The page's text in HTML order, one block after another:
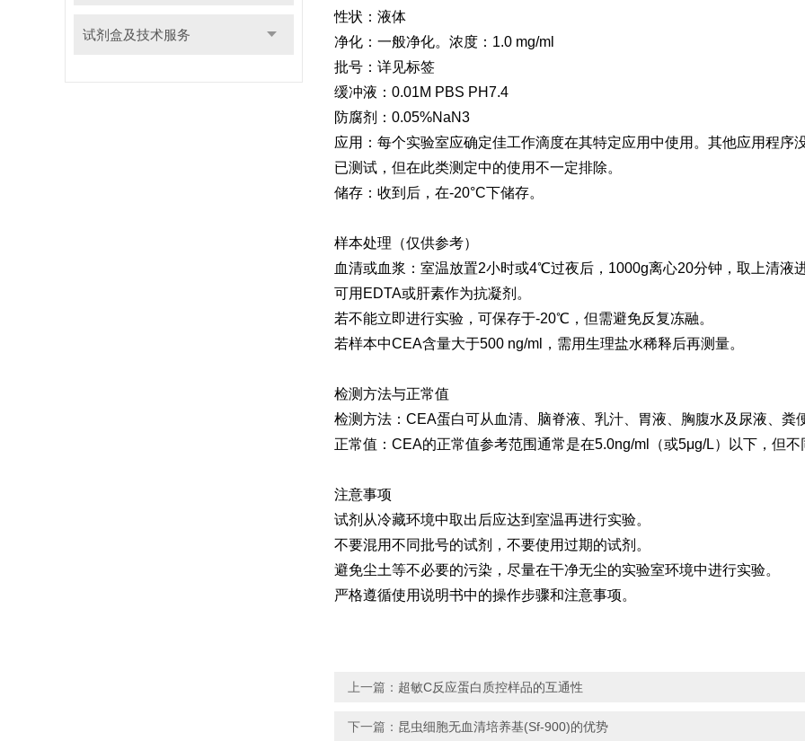
试剂盒及技术服务
性状：液体
净化：一般净化。浓度：1.0 mg/ml
批号：详见标签
缓冲液：0.01M PBS PH7.4
防腐剂：0.05%NaN3
应用：每个实验室应确定佳工作滴度在其特定应用中使用。其他应用程序
已测试，但在此类测定中的使用不一定排除。
储存：收到后，在-20°C下储存。
样本处理（仅供参考）
血清或血浆：室温放置2小时或4℃过夜后，1000g离心20分钟，取上清液进
可用EDTA或肝素作为抗凝剂。
若不能立即进行实验，可保存于-20℃，但需避免反复冻融。
若样本中CEA含量大于500 ng/ml，需用生理盐水稀释后再测量。
检测方法与正常值
检测方法：CEA蛋白可从血清、脑脊液、乳汁、胃液、胸腹水及尿液、粪
正常值：CEA的正常值参考范围通常是在5.0ng/ml（或5μg/L）以下，但不
注意事项
试剂从冷藏环境中取出后应达到室温再进行实验。
不要混用不同批号的试剂，不要使用过期的试剂。
避免尘土等不必要的污染，尽量在干净无尘的实验室环境中进行实验。
严格遵循使用说明书中的操作步骤和注意事项。
上一篇： 超敏C反应蛋白质控样品的互通性
下一篇： 昆虫细胞无血清培养基(Sf-900)的优势